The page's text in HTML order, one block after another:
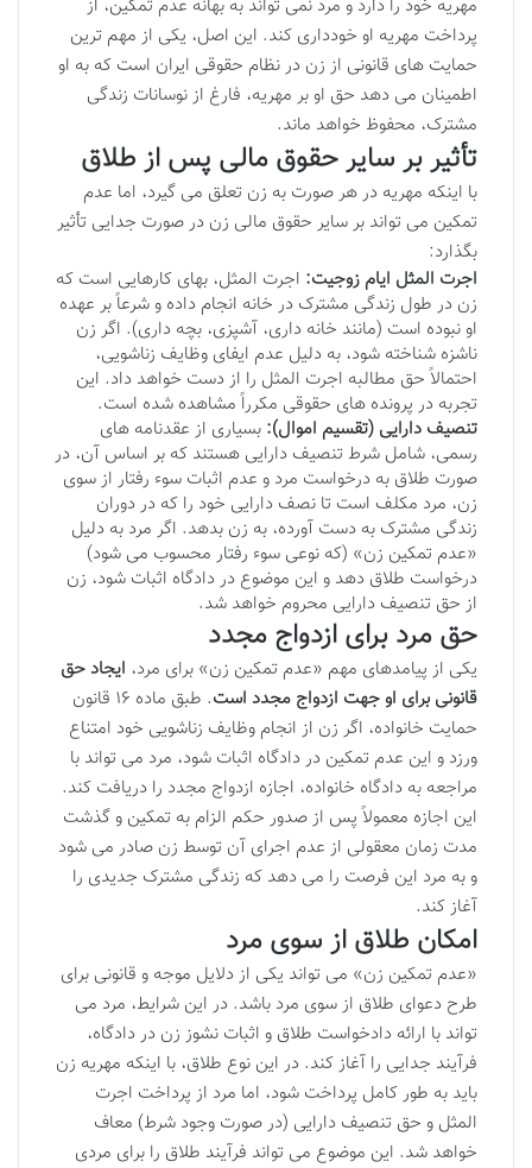
مهریه خود را دارد و مرد نمی تواند به بهانه عدم تمکین، از
پرداخت مهریه او خودداری کند. این اصل، یکی از مهم ترین
حمایت های قانونی از زن در نظام حقوقی ایران است که به او
اطمینان می دهد حق او بر مهریه، فارغ از نوسانات زندگی
مشترک، محفوظ خواهد ماند.
تأثیر بر سایر حقوق مالی پس از طلاق
با اینکه مهریه در هر صورت به زن تعلق می گیرد، اما عدم
تمکین می تواند بر سایر حقوق مالی زن در صورت جدایی تأثیر
بگذارد:
اجرت المثل ایام زوجیت: اجرت المثل، بهای کارهایی است که
زن در طول زندگی مشترک در خانه انجام داده و شرعاً بر عهده
او نبوده است (مانند خانه داری، آشپزی، بچه داری). اگر زن
ناشزه شناخته شود، به دلیل عدم ایفای وظایف زناشویی،
احتمالاً حق مطالبه اجرت المثل را از دست خواهد داد. این
تجربه در پرونده های حقوقی مکرراً مشاهده شده است.
تنصیف دارایی (تقسیم اموال): بسیاری از عقدنامه های
رسمی، شامل شرط تنصیف دارایی هستند که بر اساس آن، در
صورت طلاق به درخواست مرد و عدم اثبات سوء رفتار از سوی
زن، مرد مکلف است تا نصف دارایی خود را که در دوران
زندگی مشترک به دست آورده، به زن بدهد. اگر مرد به دلیل
«عدم تمکین زن» (که نوعی سوء رفتار محسوب می شود)
درخواست طلاق دهد و این موضوع در دادگاه اثبات شود، زن
از حق تنصیف دارایی محروم خواهد شد.
حق مرد برای ازدواج مجدد
یکی از پیامدهای مهم «عدم تمکین زن» برای مرد، ایجاد حق
قانونی برای او جهت ازدواج مجدد است
. طبق ماده ۱۶ قانون
حمایت خانواده، اگر زن از انجام وظایف زناشویی خود امتناع
ورزد و این عدم تمکین در دادگاه اثبات شود، مرد می تواند با
مراجعه به دادگاه خانواده، اجازه ازدواج مجدد را دریافت کند.
این اجازه معمولاً پس از صدور حکم الزام به تمکین و گذشت
مدت زمان معقولی از عدم اجرای آن توسط زن صادر می شود
و به مرد این فرصت را می دهد که زندگی مشترک جدیدی را
آغاز کند.
امکان طلاق از سوی مرد
«عدم تمکین زن» می تواند یکی از دلایل موجه و قانونی برای
طرح دعوای طلاق از سوی مرد باشد. در این شرایط، مرد می
تواند با ارائه دادخواست طلاق و اثبات نشوز زن در دادگاه،
فرآیند جدایی را آغاز کند. در این نوع طلاق، با اینکه مهریه زن
باید به طور کامل پرداخت شود، اما مرد از پرداخت اجرت
المثل و حق تنصیف دارایی (در صورت وجود شرط) معاف
خواهد شد. این موضوع می تواند فرآیند طلاق را برای مردی